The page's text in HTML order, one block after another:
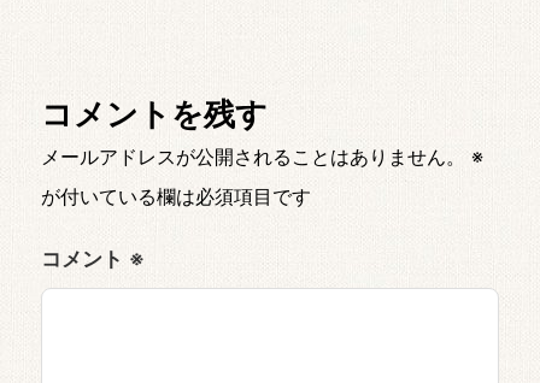
コメントを残す
メールアドレスが公開されることはありません。
※
が付いている欄は必須項目です
コメント ※